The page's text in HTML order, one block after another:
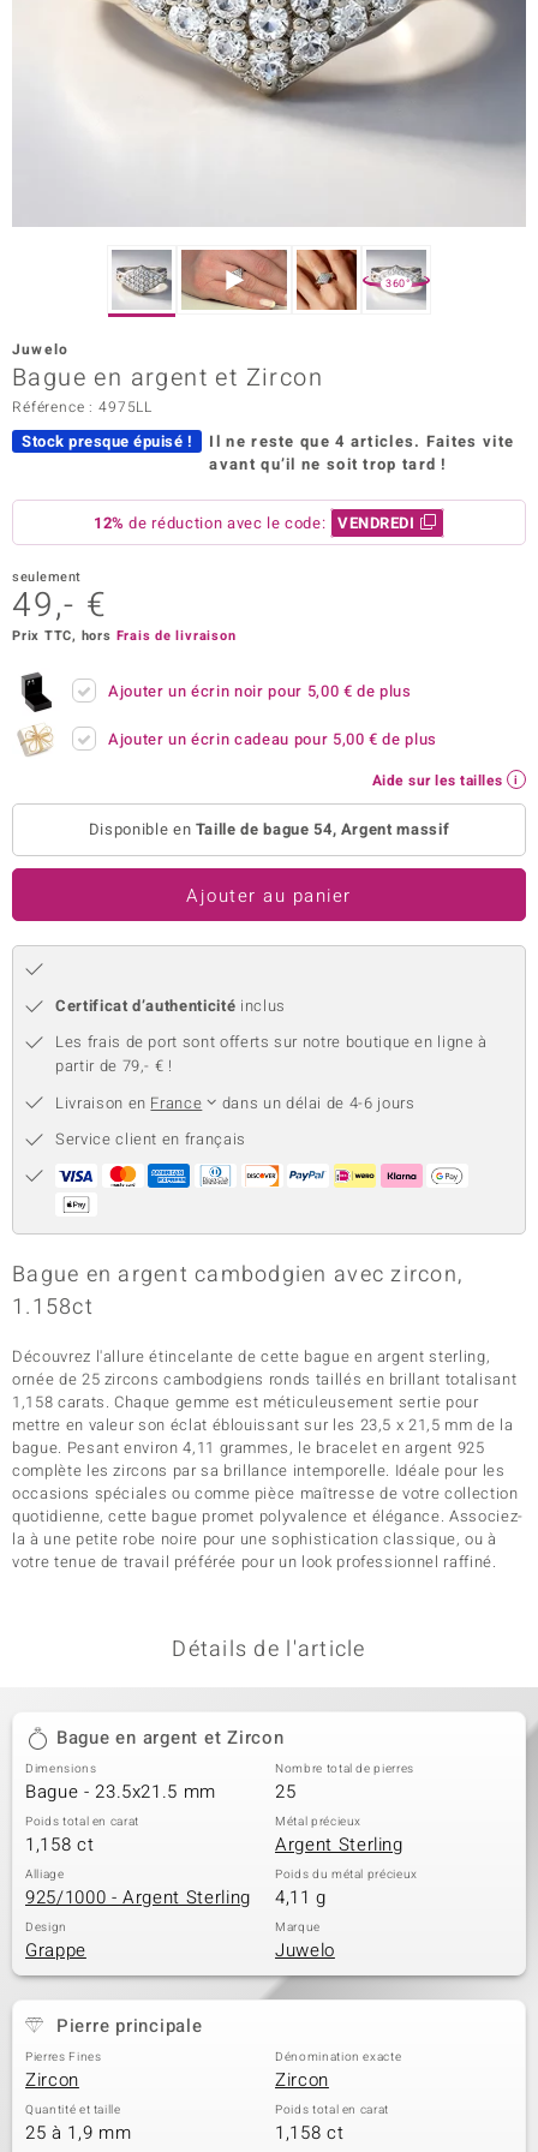
Collection
360°
Juwelo
Bague en argent et Zircon
Référence : 4975LL
Stock presque épuisé ! Il ne reste que 4 articles. Faites vite
avant qu’il ne soit trop tard !
12% de réduction avec le code: VENDREDI
seulement
49,- €
Prix TTC, hors Frais de livraison
Ajouter un écrin noir pour 5,00 € de plus
Ajouter un écrin cadeau pour 5,00 € de plus
Aide sur les tailles
Disponible en Taille de bague 54, Argent massif
Ajouter au panier
Certificat d’authenticité inclus
Les frais de port sont offerts sur notre boutique en ligne à
partir de 79,- € !
Livraison en France
dans un délai de 4-6 jours
Service client en français
Bague en argent cambodgien avec zircon,
1.158ct
Découvrez l'allure étincelante de cette bague en argent sterling,
ornée de 25 zircons cambodgiens ronds taillés en brillant totalisant
1,158 carats. Chaque gemme est méticuleusement sertie pour
mettre en valeur son éclat éblouissant sur les 23,5 x 21,5 mm de la
bague. Pesant environ 4,11 grammes, le bracelet en argent 925
complète les zircons par sa brillance intemporelle. Idéale pour les
occasions spéciales ou comme pièce maîtresse de votre collection
quotidienne, cette bague promet polyvalence et élégance. Associez-
la à une petite robe noire pour une sophistication classique, ou à
votre tenue de travail préférée pour un look professionnel raffiné.
Détails de l'article
Bague en argent et Zircon
Dimensions
Bague - 23.5x21.5 mm
Nombre total de pierres
25
Poids total en carat
1,158 ct
Métal précieux
Argent Sterling
Alliage
925/1000 - Argent Sterling
Poids du métal précieux
4,11 g
Design
Grappe
Marque
Juwelo
Pierre principale
Pierres Fines
Zircon
Dénomination exacte
Zircon
Quantité et taille
25 à 1,9 mm
Poids total en carat
1,158 ct